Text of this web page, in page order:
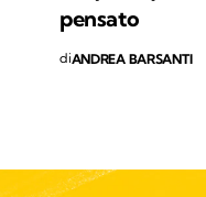
pensato
diANDREA BARSANTI